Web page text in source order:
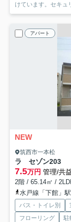
けています。セキュ
アパート
NEW
筑西市一本松
ラ セゾン203
7.5万円 管理/共
2階 / 65.14㎡ /
水戸線「下館」
バス・トイレ別
フローリング
駐